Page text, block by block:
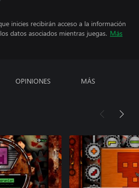
inicies recibirán acceso a la información
datos asociados mientras juegas. Más
OPINIONES MÁS